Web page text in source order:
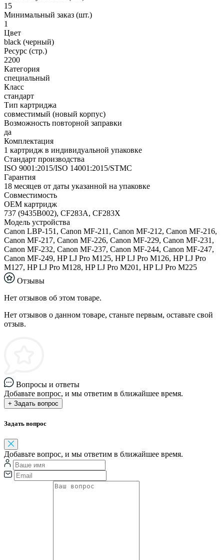
15
Минимальный заказ (шт.)
1
Цвет
black (черный)
Ресурс (стр.)
2200
Категория
специальный
Класс
стандарт
Тип картриджа
совместимый (новый корпус)
Возможность повторной заправки
да
Комплектация
1 картридж в индивидуальной упаковке
Стандарт производства
ISO 9001:2015/ISO 14001:2015/STMC
Гарантия
18 месяцев от даты указанной на упаковке
Совместимость
ОЕМ картридж
737 (9435B002), CF283A, CF283X
Модель устройства
Canon LBP-151, Canon MF-211, Canon MF-212, Canon MF-216,
Canon MF-217, Canon MF-226, Canon MF-229, Canon MF-231,
Canon MF-232, Canon MF-237, Canon MF-244, Canon MF-247,
Canon MF-249, HP LJ Pro M125, HP LJ Pro M126, HP LJ Pro
M127, HP LJ Pro M128, HP LJ Pro M201, HP LJ Pro M225
Отзывы
Нет отзывов об этом товаре.
Нет отзывов о данном товаре, станьте первым, оставьте свой
отзыв.
Вопросы и ответы
Добавьте вопрос, и мы ответим в ближайшее время.
+ Задать вопрос
Задать вопрос
Добавьте вопрос, и мы ответим в ближайшее время.